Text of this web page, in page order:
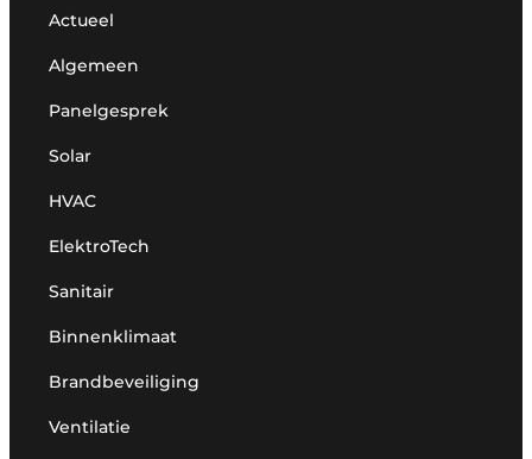
Actueel
Algemeen
Panelgesprek
Solar
HVAC
ElektroTech
Sanitair
Binnenklimaat
Brandbeveiliging
Ventilatie